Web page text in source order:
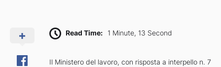
Read Time: 1 Minute, 13 Second
Il Ministero del lavoro, con risposta a interpello n. 7